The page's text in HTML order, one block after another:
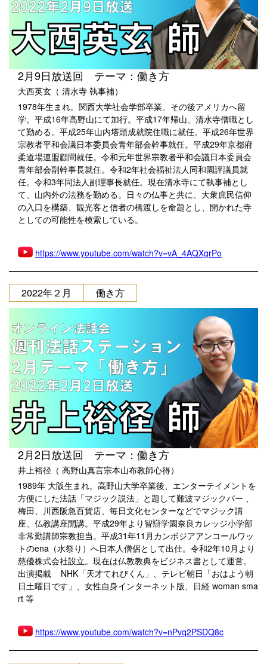
2月9日放送回 テーマ：働き方
大西英玄（ 清水寺 執事補）
1978年生まれ。関西大学社会学部卒業、その後アメリカへ留
学。平成16年高野山にて加行。平成17年帰山、清水寺僧職とし
て勤める。平成25年山内塔頭成就院住職に就任。平成26年世界
宗教者平和会議日本委員会青年部会幹事就任。平成29年京都府
柔道場連盟顧問就任。令和元年世界宗教者平和会議日本委員会
青年部会副幹事長就任。令和2年社会福祉法人同和園評議員就
任。令和3年同法人副理事長就任。現在清水寺にて執事補とし
て、山内外の法務を勤める。日々の仏事と共に、大衆庶民信仰
の入口を構築、観光客と信者の橋渡しを命題とし、開かれた寺
としての可能性を模索している。
https://www.youtube.com/watch?v=vA_4AQXgrPo
2022年２月 働き方
2月2日放送回 テーマ：働き方
井上裕径（ 高野山真言宗本山布教師心得）
1989年 大阪生まれ。高野山大学卒業後、エンターテイメントを
方便にした法話「マジック説法」と題して難波マジックバー 、
梅田、川西阪急百貨店、毎日文化センターなどでマジック講
座、仏教講座開講。平成29年より智辯学園奈良カレッジ小学部
非常勤講師宗教担当。平成31年11月カンボジアアンコールワッ
トのena（水祭り）へ日本人僧侶として出仕。令和2年10月より
慈優株式会社設立。現在は仏教教典をビジネス書として運営。
出演掲載 NHK「天才てれびくん」、テレビ朝日「おはよう朝
日土曜日です」、女性自身インターネット版、日経 woman sma
rt 等
https://www.youtube.com/watch?v=nPvq2PSDQ8c